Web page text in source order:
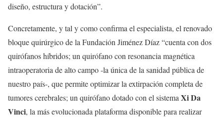
diseño, estructura y dotación”.
Concretamente, y tal y como confirma el especialista, el renovado
bloque quirúrgico de la Fundación Jiménez Díaz “cuenta con dos
quirófanos híbridos; un quirófano con resonancia magnética
intraoperatoria de alto campo -la única de la sanidad pública de
nuestro país-, que permite optimizar la extirpación completa de
tumores cerebrales; un quirófano dotado con el sistema Xi Da
Vinci, la más evolucionada plataforma disponible para realizar